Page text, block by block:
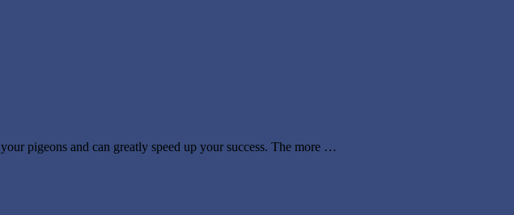
pigeons and can greatly speed up your success. The more …